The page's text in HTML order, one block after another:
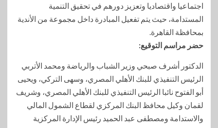
اجتماعيا واقتصاديا وتعزيز دورهم في تحقيق التنمية
المستدامة، حيث يتم تفعيل المبادرة داخل مجموعة من الأندية
بمحافظة القاهرة.
حضر مراسم التوقيع:
الدكتور أشرف صبحي وزير الشباب والرياضة ومحمد الأتربي
الرئيس التنفيذي للبنك الأهلي المصري، وسهى التركي، ويحيى
أبو الفتوح نائبا الرئيس التنفيذي للبنك الأهلي المصري، وشريف
لقمان وكيل محافظ البنك المركزي لقطاع الشمول المالي
والاستدامة ومصطفى عبد الحميد رئيس الإدارة المركزية